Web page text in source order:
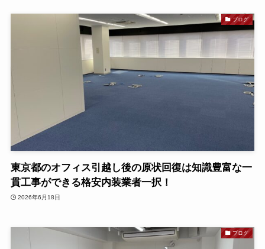
ブログ
東京都のオフィス引越し後の原状回復は知識豊富な一
貫工事ができる格安内装業者一択！
2026年6月18日
ブログ